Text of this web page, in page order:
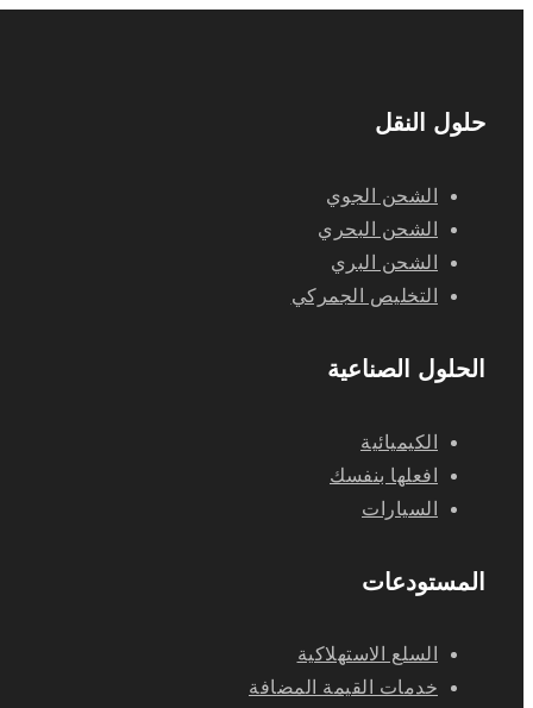
حلول النقل
الشحن الجوي
الشحن البحري
الشحن البري
التخليص الجمركي
الحلول الصناعية
الكيميائية
افعلها بنفسك
السيارات
المستودعات
السلع الاستهلاكية
خدمات القيمة المضافة